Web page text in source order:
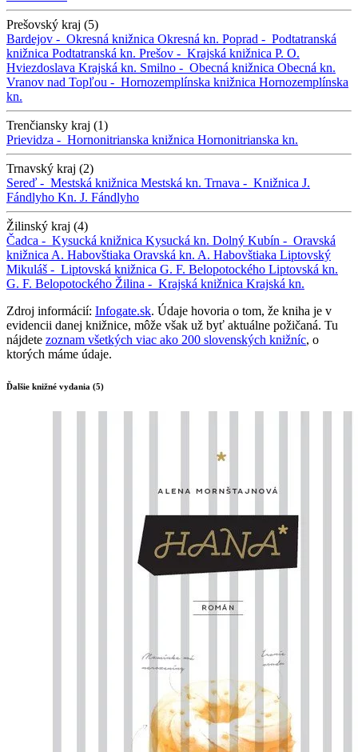
Prešovský kraj (5)
Bardejov - Okresná knižnica Okresná kn. Poprad - Podtatranská
knižnica Podtatranská kn. Prešov - Krajská knižnica P. O.
Hviezdoslava Krajská kn. Smilno - Obecná knižnica Obecná kn.
Vranov nad Topľou - Hornozemplínska knižnica Hornozemplínska
kn.
Trenčiansky kraj (1)
Prievidza - Hornonitrianska knižnica Hornonitrianska kn.
Trnavský kraj (2)
Sereď - Mestská knižnica Mestská kn. Trnava - Knižnica J.
Fándlyho Kn. J. Fándlyho
Žilinský kraj (4)
Čadca - Kysucká knižnica Kysucká kn. Dolný Kubín - Oravská
knižnica A. Habovštiaka Oravská kn. A. Habovštiaka Liptovský
Mikuláš - Liptovská knižnica G. F. Belopotockého Liptovská kn.
G. F. Belopotockého Žilina - Krajská knižnica Krajská kn.
Zdroj informácií: Infogate.sk. Údaje hovoria o tom, že kniha je v
evidencii danej knižnice, môže však už byť aktuálne požičaná. Tu
nájdete zoznam všetkých viac ako 200 slovenských knižníc, o
ktorých máme údaje.
Ďalšie knižné vydania (5)